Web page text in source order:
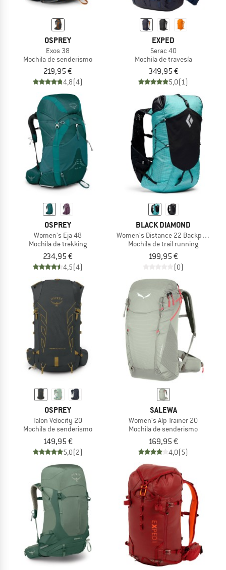
OSPREY
Exos 38
Mochila de senderismo
219,95 €
4,8(4)
EXPED
Serac 40
Mochila de travesía
349,95 €
5,0(1)
OSPREY
Women's Eja 48
Mochila de trekking
234,95 €
4,5(4)
BLACK DIAMOND
Women's Distance 22 Backpack
Mochila de trail running
199,95 €
(0)
OSPREY
Talon Velocity 20
Mochila de senderismo
149,95 €
5,0(2)
SALEWA
Women's Alp Trainer 20
Mochila de senderismo
169,95 €
4,0(5)